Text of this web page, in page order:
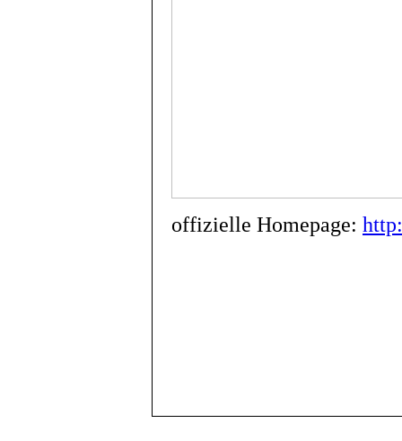
offizielle Homepage: